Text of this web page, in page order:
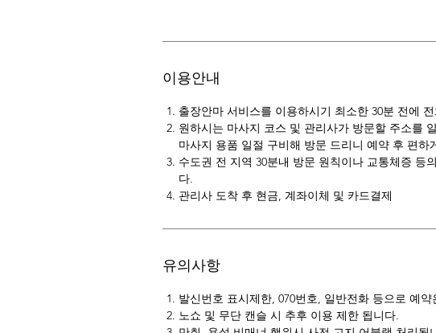
이용안내
출장안마 서비스를 이용하시기 최소한 30분 전에
원하시는 마사지 코스 및 관리사가 방문할 주소를
마사지 용품 일절 구비해 방문 드리니 예약 후 편하
수도권 전 지역 30분내 방문 원칙이나 교통체증 등
다.
관리사 도착 후 현금, 계좌이체 및 카드결제
유의사항
발신번호 표시제한, 070번호, 일반전화 등으로 예약
노쇼 및 무단 캔슬 시 추후 이용 제한 됩니다.